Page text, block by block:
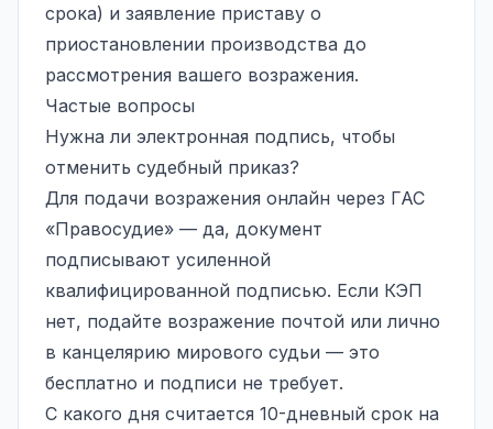
срока) и заявление приставу о
приостановлении производства до
рассмотрения вашего возражения.
Частые вопросы
Нужна ли электронная подпись, чтобы
отменить судебный приказ?
Для подачи возражения онлайн через ГАС
«Правосудие» — да, документ
подписывают усиленной
квалифицированной подписью. Если КЭП
нет, подайте возражение почтой или лично
в канцелярию мирового судьи — это
бесплатно и подписи не требует.
С какого дня считается 10-дневный срок на